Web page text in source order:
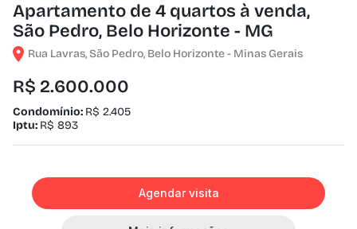
Apartamento de 4 quartos à venda,
São Pedro, Belo Horizonte - MG
Rua Lavras, São Pedro, Belo Horizonte - Minas Gerais
R$ 2.600.000
Condomínio: R$ 2.405
Iptu: R$ 893
Agendar visita